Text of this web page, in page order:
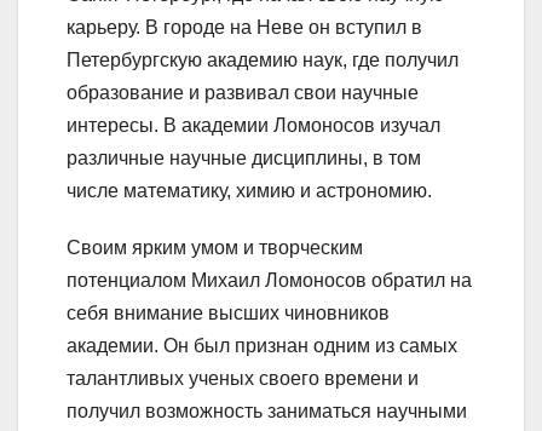
карьеру. В городе на Неве он вступил в
Петербургскую академию наук, где получил
образование и развивал свои научные
интересы. В академии Ломоносов изучал
различные научные дисциплины, в том
числе математику, химию и астрономию.
Своим ярким умом и творческим
потенциалом Михаил Ломоносов обратил на
себя внимание высших чиновников
академии. Он был признан одним из самых
талантливых ученых своего времени и
получил возможность заниматься научными